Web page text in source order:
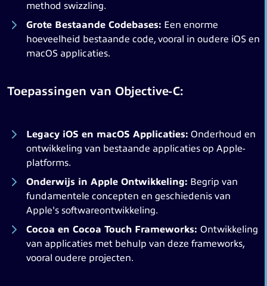
method swizzling.
Grote Bestaande Codebases: Een enorme
hoeveelheid bestaande code, vooral in oudere iOS en
macOS applicaties.
Toepassingen van Objective-C:
Legacy iOS en macOS Applicaties: Onderhoud en
ontwikkeling van bestaande applicaties op Apple-
platforms.
Onderwijs in Apple Ontwikkeling: Begrip van
fundamentele concepten en geschiedenis van
Apple's softwareontwikkeling.
Cocoa en Cocoa Touch Frameworks: Ontwikkeling
van applicaties met behulp van deze frameworks,
vooral oudere projecten.